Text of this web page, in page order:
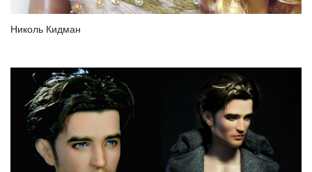
Николь Кидман